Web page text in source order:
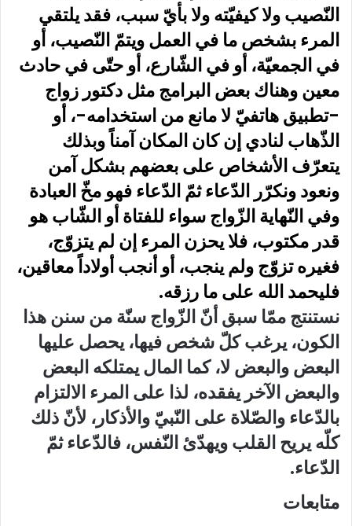
النّصيب ولا كيفيّته ولا بأيّ سبب، فقد يلتقي
المرء بشخص ما في العمل ويتمّ النّصيب، أو
في الجمعيّة، أو في الشّارع، أو حتّى في حادث
معين وهناك بعض البرامج مثل دكتور زواج
-تطبيق هاتفيّ لا مانع من استخدامه-، أو
الذّهاب لنادي إن كان المكان آمناً وبذلك
يتعرّف الأشخاص على بعضهم بشكل آمن
ونعود ونكرّر الدّعاء ثمّ الدّعاء فهو مخّ العبادة
وفي النّهاية الزّواج سواء للفتاة أو الشّاب هو
قدر مكتوب، فلا يحزن المرء إن لم يتزوّج،
فغيره تزوّج ولم ينجب، أو أنجب أولاداً معاقين،
فليحمد الله على ما رزقه.
نستنتج ممّا سبق أنّ الزّواج سنّة من سنن هذا
الكون، يرغب كلّ شخص فيها، يحصل عليها
البعض والبعض لا، كما المال يمتلكه البعض
والبعض الآخر يفقده، لذا على المرء الالتزام
بالدّعاء والصّلاة على النّبيّ والأذكار، لأنّ ذلك
كلّه يريح القلب ويهدّئ النّفس، فالدّعاء ثمّ
الدّعاء.
متابعات